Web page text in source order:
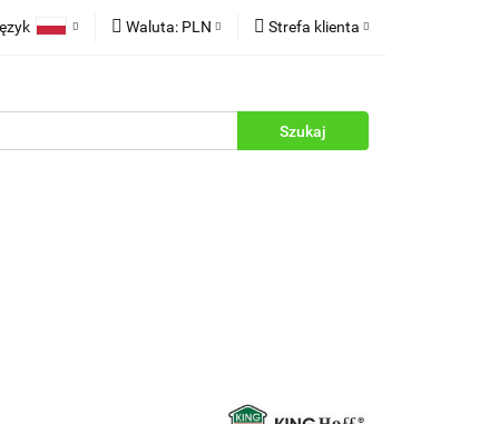
Waluta: PLN Strefa klienta
Zarejestruj się
Dodaj zgłoszenie